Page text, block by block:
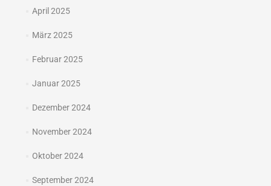
April 2025
März 2025
Februar 2025
Januar 2025
Dezember 2024
November 2024
Oktober 2024
September 2024